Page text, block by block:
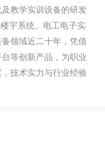
教学实训设备的研发
宇系统、电工电子实
领域近二十年，凭借
等创新产品，为职业
技术实力与行业经验